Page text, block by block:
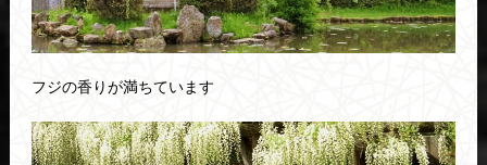
フジの香りが満ちています